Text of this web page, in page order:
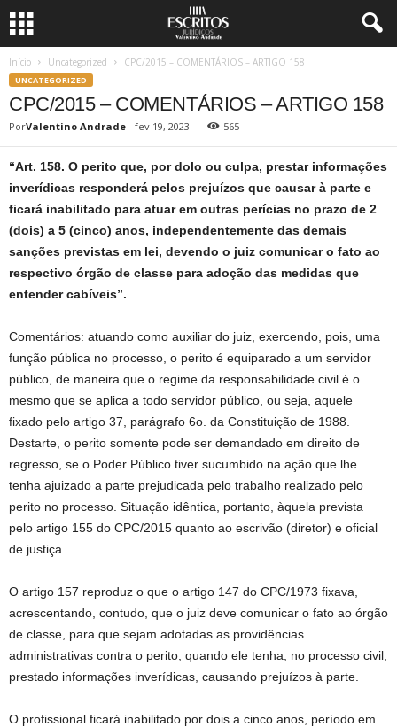
Início Uncategorized CPC/2015 – COMENTÁRIOS – ARTIGO 158
UNCATEGORIZED
CPC/2015 – COMENTÁRIOS – ARTIGO 158
PorValentino Andrade - fev 19, 2023 565
“Art. 158. O perito que, por dolo ou culpa, prestar informações
inverídicas responderá pelos prejuízos que causar à parte e
ficará inabilitado para atuar em outras perícias no prazo de 2
(dois) a 5 (cinco) anos, independentemente das demais
sanções previstas em lei, devendo o juiz comunicar o fato ao
respectivo órgão de classe para adoção das medidas que
entender cabíveis”.
Comentários: atuando como auxiliar do juiz, exercendo, pois, uma
função pública no processo, o perito é equiparado a um servidor
público, de maneira que o regime da responsabilidade civil é o
mesmo que se aplica a todo servidor público, ou seja, aquele
fixado pelo artigo 37, parágrafo 6o. da Constituição de 1988.
Destarte, o perito somente pode ser demandado em direito de
regresso, se o Poder Público tiver sucumbido na ação que lhe
tenha ajuizado a parte prejudicada pelo trabalho realizado pelo
perito no processo. Situação idêntica, portanto, àquela prevista
pelo artigo 155 do CPC/2015 quanto ao escrivão (diretor) e oficial
de justiça.
O artigo 157 reproduz o que o artigo 147 do CPC/1973 fixava,
acrescentando, contudo, que o juiz deve comunicar o fato ao órgão
de classe, para que sejam adotadas as providências
administrativas contra o perito, quando ele tenha, no processo civil,
prestado informações inverídicas, causando prejuízos à parte.
O profissional ficará inabilitado por dois a cinco anos, período em